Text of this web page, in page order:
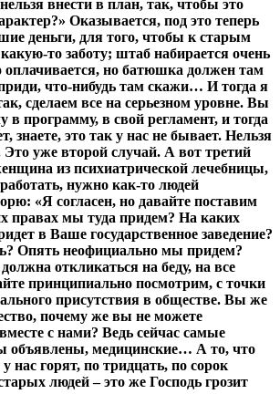
внести в план, так, чтобы это
Оказывается, под это теперь
деньги, для того, чтобы к старым
то заботу; штаб набирается очень
оплачивается, но батюшка должен там
что-нибудь там скажи… И тогда я
сделаем все на серьезном уровне. Вы
в программу, в свой регламент, и тогда
знаете, это так у нас не бывает. Нельзя
Это уже второй случай. А вот третий
из психиатрической лечебницы,
нужно как-то людей
«Я согласен, но давайте поставим
правах мы туда придем? На каких
в Ваше государственное заведение?
Опять неофициально мы придем?
откликаться на беду, на все
принципиально посмотрим, с точки
присутствия в обществе. Вы же
почему же вы не можете
с нами? Ведь сейчас самые
объявлены, медицинские… А то, что
нас горят, по тридцать, по сорок
людей – это же Господь грозит